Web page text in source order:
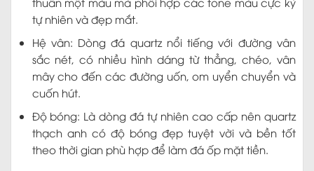
tự nhiên và đẹp mắt.
Hệ vân: Dòng đá quartz nổi tiếng với đường vân
sắc nét, có nhiều hình dáng từ thẳng, chéo, vân
mây cho đến các đường uốn, om uyển chuyển và
cuốn hút.
Độ bóng: Là dòng đá tự nhiên cao cấp nên quartz
thạch anh có độ bóng đẹp tuyệt vời và bền tốt
theo thời gian phù hợp để làm đá ốp mặt tiền.